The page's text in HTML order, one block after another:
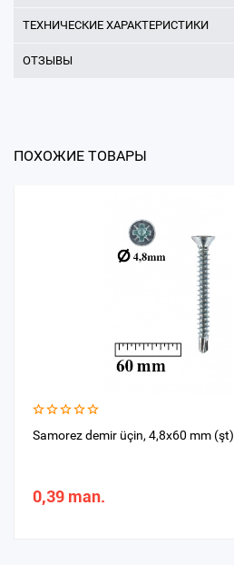
ТЕХНИЧЕСКИЕ ХАРАКТЕРИСТИКИ
ОТЗЫВЫ
ПОХОЖИЕ ТОВАРЫ
Samorez demir üçin, 4,8x60 mm (şt)
0,39 man.